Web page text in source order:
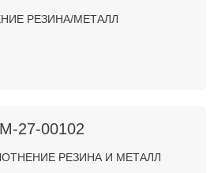
РЕЗИНА/МЕТАЛЛ
27-00102
РЕЗИНА И МЕТАЛЛ